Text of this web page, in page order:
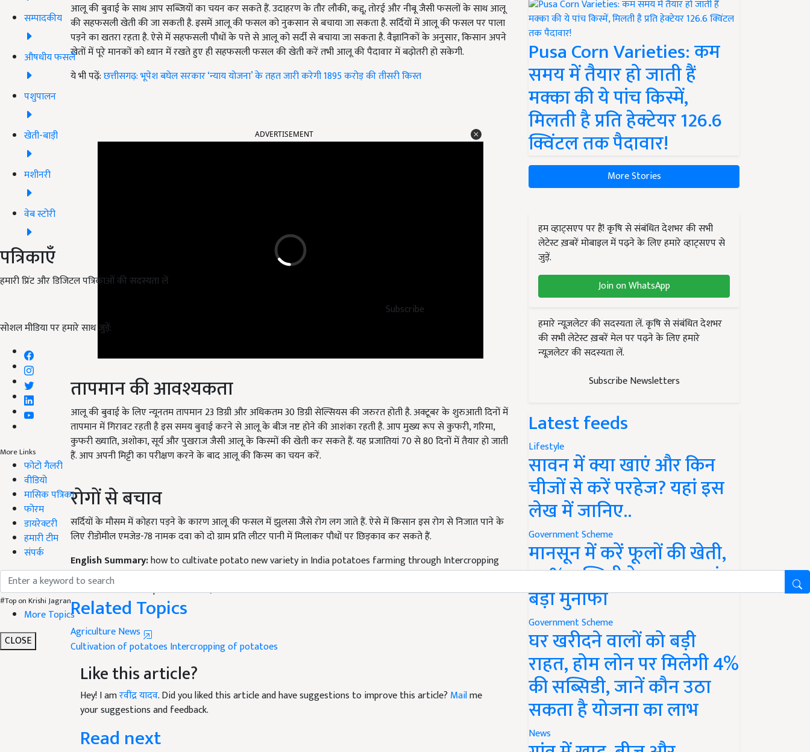
सम्पादकीय
औषधीय फसलें
पशुपालन
खेती-बाड़ी
मशीनरी
वेब स्टोरी
पत्रिकाएँ
हमारी प्रिंट और डिजिटल पत्रिकाओं की सदस्यता लें
Subscribe
सोशल मीडिया पर हमारे साथ जुड़ें:
More Links
फोटो गैलरी
वीडियो
मासिक पत्रिका
फोरम
डायरेक्टरी
हमारी टीम
संपर्क
#Top on Krishi Jagran
More Topics
CLOSE
आलू की बुवाई के साथ आप सब्जियों का चयन कर सकते हैं. उदाहरण के तौर लौकी,कद्दू,तोरई और नीबू जैसी फसलों के साथ आलू
की सहफसली खेती की जा सकती है. इसमें आलू की फसल को नुकसान से बचाया जा सकता है. सर्दियों में आलू की फसल पर पाला
पड़ने का खतरा रहता है. ऐसे में सहफसली पौधों के पत्ते से आलू को सर्दी से बचाया जा सकता है. वैज्ञानिकों के अनुसार,किसान अपने
खेतों में पूरे मानकों को ध्यान में रखते हुए ही सहफसली फसल की खेती करें तभी आलू की पैदावार में बढ़ोतरी हो सकेगी.
ये भी पढ़ें:छत्तीसगढ़: भूपेश बघेल सरकार ‘न्याय योजना’ के तहत जारी करेगी 1895 करोड़ की तीसरी किस्त
तापमान की आवश्यकता
आलू की बुवाई के लिए न्यूनतम तापमान 23 डिग्री और अधिकतम
तापमान में गिरावट रहती है इस समय बुवाई करने से आलू के बीज नष्ट होने की आशंका रहती है. आप मुख्य रूप से कुफरी,गरिमा,
कुफरी ख्याति,अशोका,सूर्य और पुखराज जैसी आलू के किस्मों की खेती कर सकते हैं. यह प्रजातियां70से80दिनों में तैयार हो जाती
हैं. आप अपनी मिट्टी का परीक्षण करने के बाद आलू की किस्म का चयन करें.
रोगों से बचाव
सर्दियों के मौसम में कोहरा पड़ने के कारण आलू की फसल में झुलसा जैसे रोग लग जाते हैं. ऐसे में किसान इस रोग से निजात पाने के
लिए रीडोमील एमजेड-78नामक दवा को दो ग्राम प्रति लीटर पानी में मिलाकर पौधों पर छिड़काव कर सकते हैं.
how to cultivate potato new variety in India potatoes farming through Intercropping
method
Published on:30 September 2023, 12:56 PM IST
Related Topics
Agriculture News
Cultivation of potatoes
Like this article?
Hey! I amरवींद्र यादव . Did you liked this article and have suggestions to improve this article?
your suggestions and feedback.
Read next
Pusa Corn Varieties: कम
समय में तैयार हो जाती हैं
मक्का की ये पांच किस्में,
मिलती है प्रति हेक्टेयर 126.6
क्विंटल तक पैदावार!
More Stories
हम व्हाट्सएप पर हैं! कृषि से संबंधित देशभर की सभी
लेटेस्ट ख़बरें मोबाइल में पढ़ने के लिए हमारे व्हाट्सएप से
जुड़ें.
Join on WhatsApp
हमारे न्यूज़लेटर की सदस्यता लें. कृषि से संबंधित देशभर
की सभी लेटेस्ट ख़बरें मेल पर पढ़ने के लिए हमारे
न्यूज़लेटर की सदस्यता लें.
Subscribe Newsletters
Latest feeds
Lifestyle
सावन में क्या खाएं और किन
चीजों से करें परहेज? यहां इस
लेख में जानिए..
Government Scheme
मानसून में करें फूलों की खेती,
50% सब्सिडी के साथ कमाएं
बड़ा मुनाफा
Government Scheme
घर खरीदने वालों को बड़ी
राहत, होम लोन पर मिलेगी 4%
की सब्सिडी, जानें कौन उठा
सकता है योजना का लाभ
News